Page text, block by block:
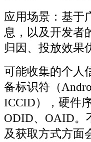
应用场景：基于
息，以及开发者
归因、投放效果
可能收集的个人
备标识符（
ICCID），硬件
ODID、OAID。
及获取方式方面